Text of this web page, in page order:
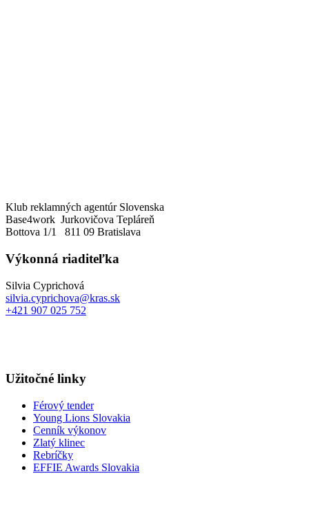
Klub reklamných agentúr Slovenska
Base4work Jurkovičova Tepláreň
Bottova 1/1 811 09 Bratislava
Výkonná riaditeľka
Silvia Cyprichová
silvia.cyprichova@kras.sk
+421 907 025 752
Užitočné linky
Férový tender
Young Lions Slovakia
Cenník výkonov
Zlatý klinec
Rebríčky
EFFIE Awards Slovakia